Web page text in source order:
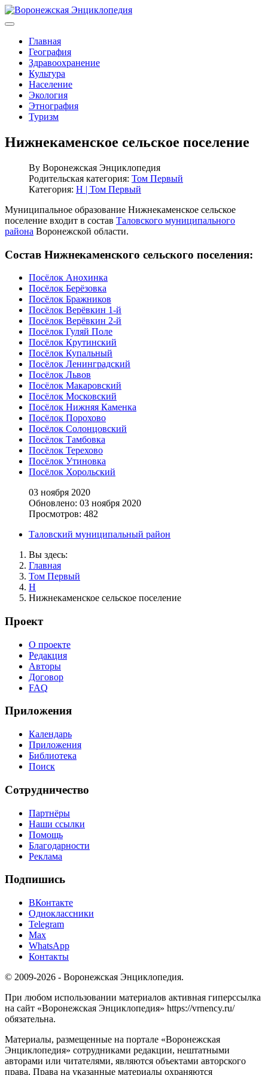
Главная
География
Здравоохранение
Культура
Население
Экология
Этнография
Туризм
Нижнекаменское сельское поселение
By Воронежская Энциклопедия
Родительская категория: Том Первый
Категория: Н | Том Первый
Муниципальное образование Нижнекаменское сельское
поселение входит в состав Таловского муниципального
района Воронежской области.
Состав Нижнекаменского сельского поселения:
Посёлок Анохинка
Посёлок Берёзовка
Посёлок Бражников
Посёлок Верёвкин 1-й
Посёлок Верёвкин 2-й
Посёлок Гуляй Поле
Посёлок Крутинский
Посёлок Купальный
Посёлок Ленинградский
Посёлок Львов
Посёлок Макаровский
Посёлок Московский
Посёлок Нижняя Каменка
Посёлок Порохово
Посёлок Солонцовский
Посёлок Тамбовка
Посёлок Терехово
Посёлок Утиновка
Посёлок Хорольский
03 ноября 2020
Обновлено: 03 ноября 2020
Просмотров: 482
Таловский муниципальный район
Вы здесь:
Главная
Том Первый
Н
Нижнекаменское сельское поселение
Проект
О проекте
Редакция
Авторы
Договор
FAQ
Приложения
Календарь
Приложения
Библиотека
Поиск
Сотрудничество
Партнёры
Наши ссылки
Помощь
Благодарности
Реклама
Подпишись
ВКонтакте
Одноклассники
Telegram
Max
WhatsApp
Контакты
© 2009-2026 - Воронежская Энциклопедия.
При любом использовании материалов активная гиперссылка
на сайт «Воронежская Энциклопедия» https://vrnency.ru/
обязательна.
Материалы, размещенные на портале «Воронежская
Энциклопедия» сотрудниками редакции, нештатными
авторами или читателями, являются объектами авторского
права. Права на указанные материалы охраняются